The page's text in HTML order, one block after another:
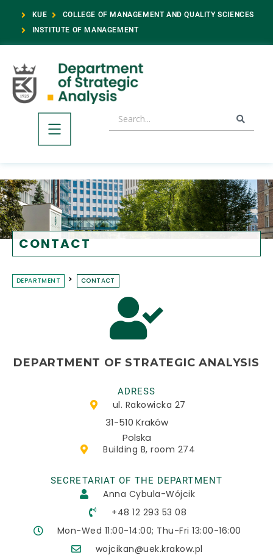
KUE
COLLEGE OF MANAGEMENT AND QUALITY SCIENCES
INSTITUTE OF MANAGEMENT
CONTACT
DEPARTMENT CONTACT
DEPARTMENT OF STRATEGIC ANALYSIS
ADRESS
ul. Rakowicka 27
31-510 Kraków
Polska
Building B, room 274
SECRETARIAT OF THE DEPARTMENT
Anna Cybula-Wójcik
+48 12 293 53 08​
Mon-Wed 11:00-14:00; Thu-Fri 13:00-16:00
wojcikan@uek.krakow.pl​